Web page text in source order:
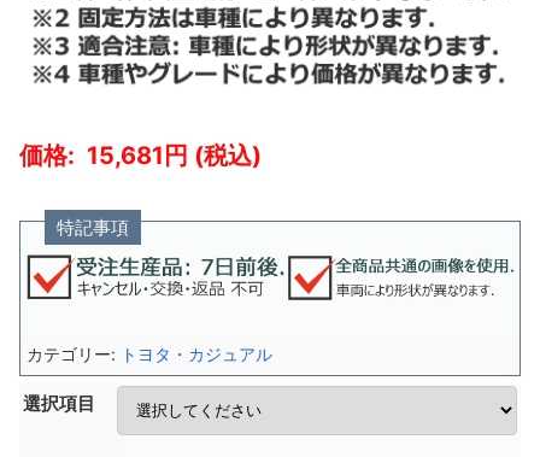
15,681
特記事項
選択項目
カテゴリー: トヨタ・カジュアル